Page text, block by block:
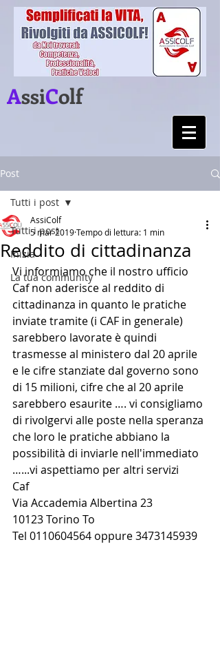
AssiColf
Post
Tutti i post
Inizia
La tua community
Tutti i post
Reddito di cittadinanza
AssiColf
5 mar 2019Tempo di lettura: 1 min
Vi informiamo che il nostro ufficio
Caf non aderisce al reddito di
cittadinanza in quanto le pratiche
inviate tramite (i CAF in generale)
sarebbero lavorate è quindi
trasmesse al ministero dal 20 aprile
e le cifre stanziate dal governo sono
di 15 milioni, cifre che al 20 aprile
sarebbero esaurite …. vi consigliamo
di rivolgervi alle poste nella speranza
che loro le pratiche abbiano la
possibilità di inviarle nell'immediato
…...vi aspettiamo per altri servizi
Caf
Via Accademia Albertina 23
10123 Torino To
Tel 0110604564 oppure 3473145939